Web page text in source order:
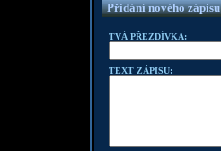
Přidání nového zápisu
TVÁ PŘEZDÍVKA:
TEXT ZÁPISU: